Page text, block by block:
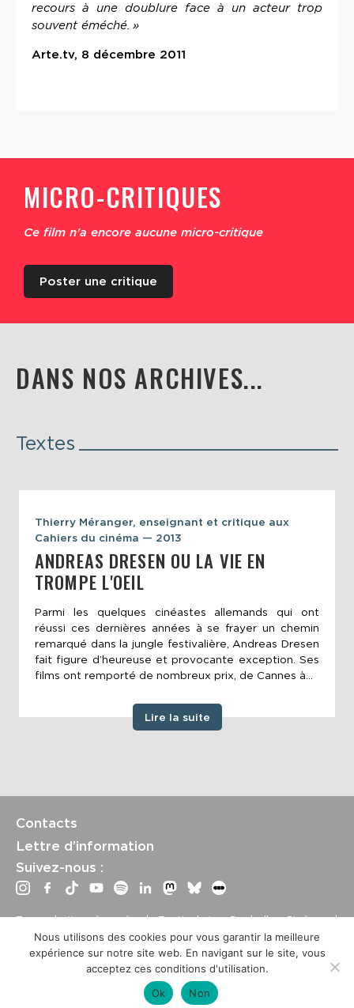
recours à une doublure face à un acteur trop
souvent éméché. »
Arte.tv, 8 décembre 2011
MICRO-CRITIQUES
Ce film n'a encore aucune micro-critique
Poster une critique
DANS NOS ARCHIVES...
Textes
Thierry Méranger, enseignant et critique aux
Cahiers du cinéma — 2013
ANDREAS DRESEN OU LA VIE EN
TROMPE L'OEIL
Parmi les quelques cinéastes allemands qui ont
réussi ces dernières années à se frayer un chemin
remarqué dans la jungle festivalière, Andreas Dresen
fait figure d’heureuse et provocante exception. Ses
films ont remporté de nombreux prix, de Cannes à...
Lire la suite
Contacts
Lettre d’information
Suivez-nous :
Tous droits réservés | Festival La Rochelle Cinéma |
International Film Festival – Mentions légales –Conditions
générales de vente
Crédits site : Marine Breton, design ;Etienne Delcambre,
développement et mise à jour
Nous utilisons des cookies pour vous garantir la meilleure
expérience sur notre site web. En navigant sur le site, vous
acceptez ces conditions d'utilisation.
Ok
Non